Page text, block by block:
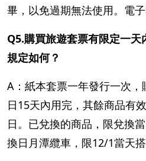
畢，以免過期無法使用。電
Q5.購買旅遊套票有限定一
規定如何？
A：紙本套票一年發行一次
日15天內用完，其餘商品有
日。已兌換的商品，限兌換
換日月潭纜車，限12/1當天搭